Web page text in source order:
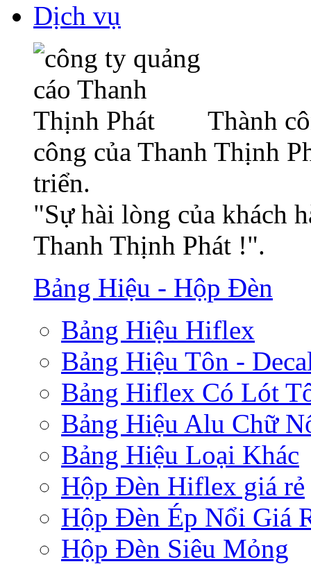
Dịch vụ
Thành
công của Thanh Thịnh
triển.
"Sự hài lòng của khách
Thanh Thịnh Phát !".
Bảng Hiệu - Hộp Đèn
Bảng Hiệu Hiflex
Bảng Hiệu Tôn -
Bảng Hiflex Có Lót
Bảng Hiệu Alu Chữ
Bảng Hiệu Loại Khác
Hộp Đèn Hiflex giá rẻ
Hộp Đèn Ép Nổi Giá
Hộp Đèn Siêu Mỏng